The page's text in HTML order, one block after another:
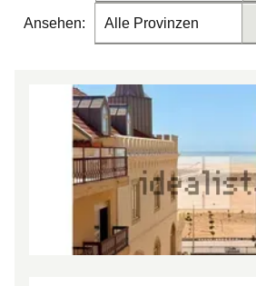
Ansehen: Alle Provinzen